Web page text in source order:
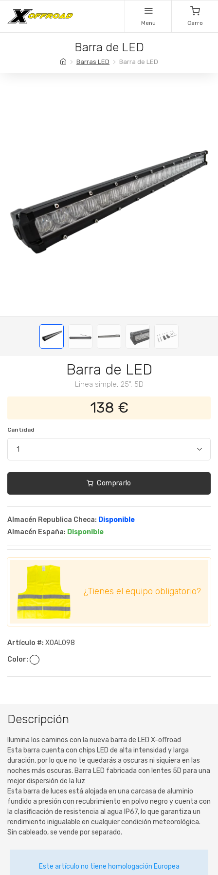
Menu Carro
Barra de LED
Barras LED Barra de LED
Barra de LED
Linea simple, 25", 5D
138 €
Cantidad
Comprarlo
Almacén Republica Checa: Disponible
Almacén España: Disponible
¿Tienes el equipo obligatorio?
Artículo #: XOAL098
Color:
Descripción
Ilumina los caminos con la nueva barra de LED X-offroad
Esta barra cuenta con chips LED de alta intensidad y larga
duración, por lo que no te quedarás a oscuras ni siquiera en las
noches más oscuras. Barra LED fabricada con lentes 5D para una
mejor dispersión de la luz
Esta barra de luces está alojada en una carcasa de aluminio
fundido a presión con recubrimiento en polvo negro y cuenta con
la clasificación de resistencia al agua IP67, lo que garantiza un
rendimiento inigualable en cualquier condición meteorológica.
Sin cableado, se vende por separado.
Este artículo no tiene homologación Europea